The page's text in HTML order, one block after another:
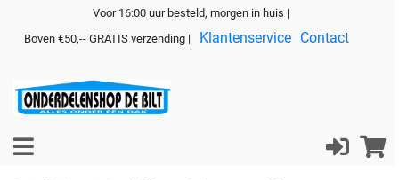
Voor 16:00 uur besteld, morgen in huis |
Boven €50,-- GRATIS verzending |
Klantenservice Contact